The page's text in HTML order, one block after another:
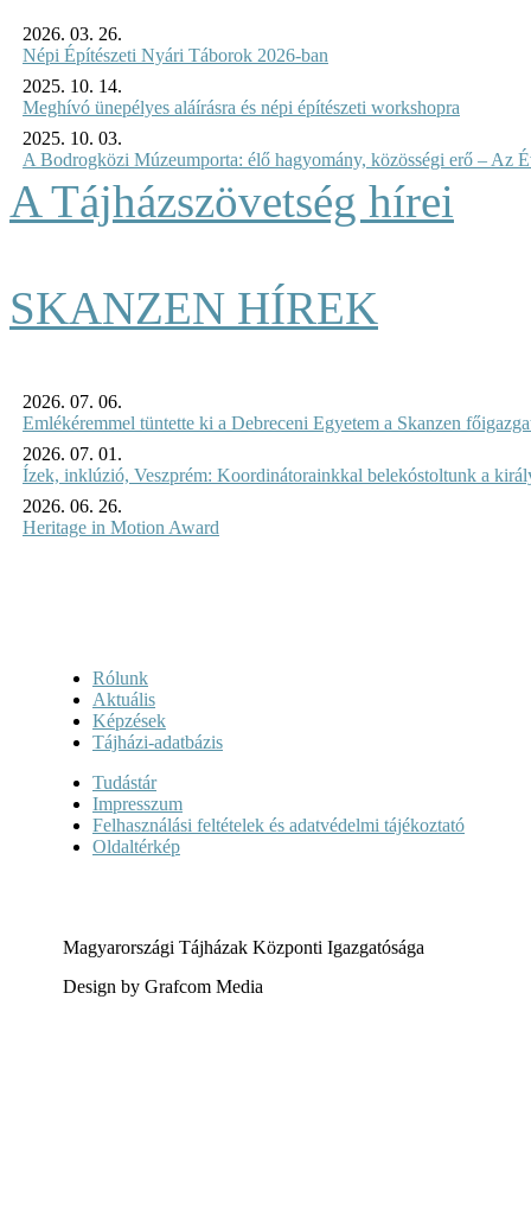
2026. 03. 26.
Népi Építészeti Nyári Táborok 2026-ban
2025. 10. 14.
Meghívó ünepélyes aláírásra és népi építészeti workshopra
2025. 10. 03.
A Bodrogközi Múzeumporta: élő hagyomány, közösségi erő – Az
A Tájházszövetség hírei
SKANZEN HÍREK
2026. 07. 06.
Emlékéremmel tüntette ki a Debreceni Egyetem a Skanzen
2026. 07. 01.
Ízek, inklúzió, Veszprém: Koordinátorainkkal belekóstoltunk a
2026. 06. 26.
Heritage in Motion Award
Rólunk
Aktuális
Képzések
Tájházi-adatbázis
Tudástár
Impresszum
Felhasználási feltételek és adatvédelmi tájékoztató
Oldaltérkép
Magyarországi Tájházak Központi Igazgatósága
Design by Grafcom Media